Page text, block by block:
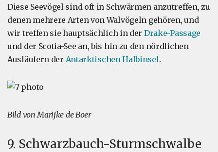
Diese Seevögel sind oft in Schwärmen anzutreffen, zu
denen mehrere Arten von Walvögeln gehören, und
wir treffen sie hauptsächlich in der Drake-Passage
und der Scotia-See an, bis hin zu den nördlichen
Ausläufern der Antarktischen Halbinsel.
Bild von Marijke de Boer
9. Schwarzbauch-Sturmschwalbe